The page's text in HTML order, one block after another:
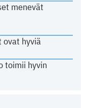
menevät
ovat hyviä
toimii hyvin